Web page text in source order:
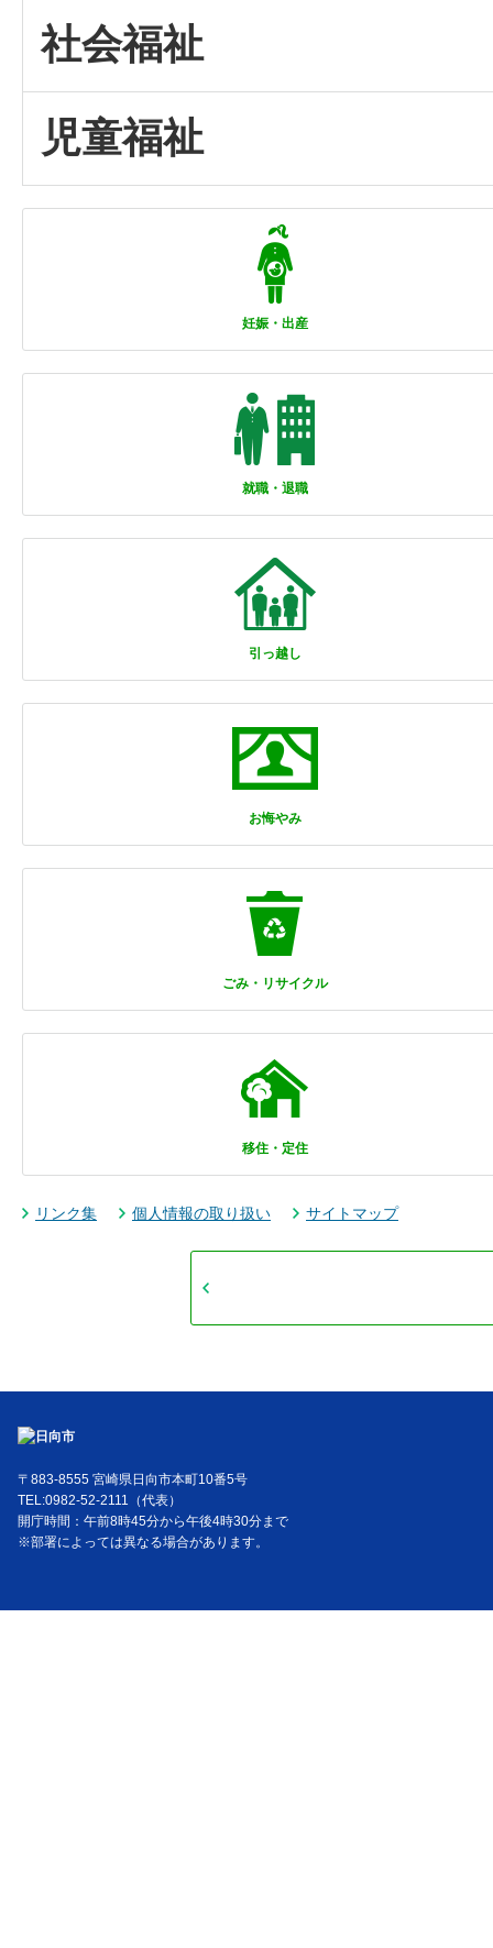
社会福祉
児童福祉
妊娠・出産
就職・退職
引っ越し
お悔やみ
ごみ・リサイクル
移住・定住
リンク集 個人情報の取り扱い サイトマップ
〒883-8555 宮崎県日向市本町10番5号
TEL:0982-52-2111（代表）
開庁時間：午前8時45分から午後4時30分まで
※部署によっては異なる場合があります。